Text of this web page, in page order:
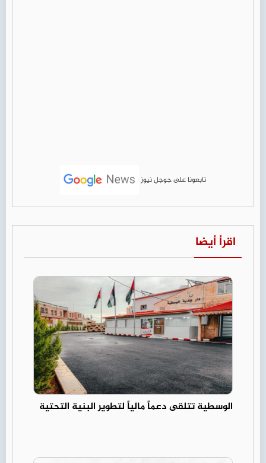
تابعونا على جوجل نيوز
اقرأ أيضا
الوسطية تتلقى دعماً مالياً لتطوير البنية التحتية